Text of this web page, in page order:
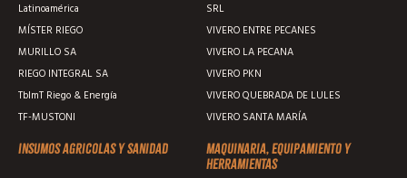
Latinoamérica
MÍSTER RIEGO
MURILLO SA
RIEGO INTEGRAL SA
TblmT Riego & Energía
TF-MUSTONI
SRL
VIVERO ENTRE PECANES
VIVERO LA PECANA
VIVERO PKN
VIVERO QUEBRADA DE LULES
VIVERO SANTA MARÍA
Insumos agricolas y sanidad
Maquinaria, equipamiento y
herramientas